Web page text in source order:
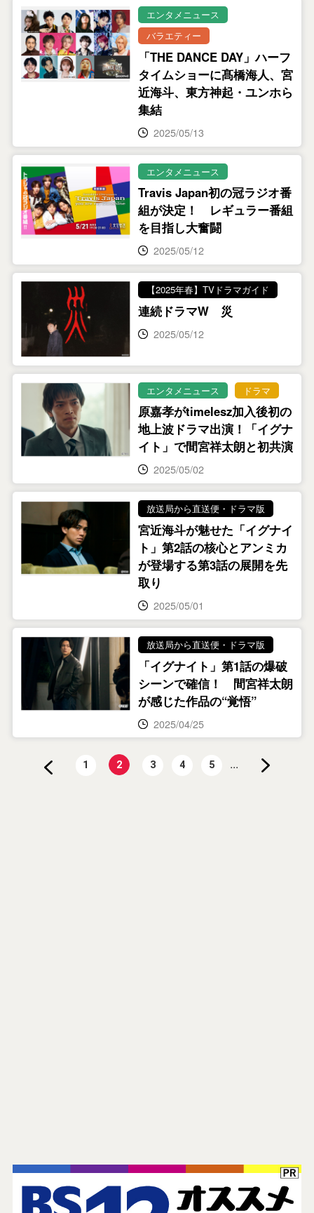
エンタメニュース
バラエティー
「THE DANCE DAY」ハーフ
タイムショーに髙橋海人、宮
近海斗、東方神起・ユンホら
集結
2025/05/13
エンタメニュース
Travis Japan初の冠ラジオ番
組が決定！ レギュラー番組
を目指し大奮闘
2025/05/12
【2025年春】TVドラマガイド
連続ドラマW 災
2025/05/12
エンタメニュース ドラマ
原嘉孝がtimelesz加入後初の
地上波ドラマ出演！「イグナ
イト」で間宮祥太朗と初共演
2025/05/02
放送局から直送便・ドラマ版
宮近海斗が魅せた「イグナイ
ト」第2話の核心とアンミカ
が登場する第3話の展開を先
取り
2025/05/01
放送局から直送便・ドラマ版
「イグナイト」第1話の爆破
シーンで確信！ 間宮祥太朗
が感じた作品の“覚悟”
2025/04/25
1 2 3 4 5 ...